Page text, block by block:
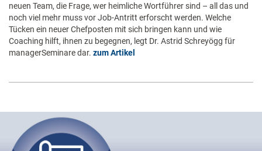
neuen Team, die Frage, wer heimliche Wortführer sind – all das und
noch viel mehr muss vor Job-Antritt erforscht werden. Welche
Tücken ein neuer Chefposten mit sich bringen kann und wie
Coaching hilft, ihnen zu begegnen, legt Dr. Astrid Schreyögg für
managerSeminare dar. zum Artikel